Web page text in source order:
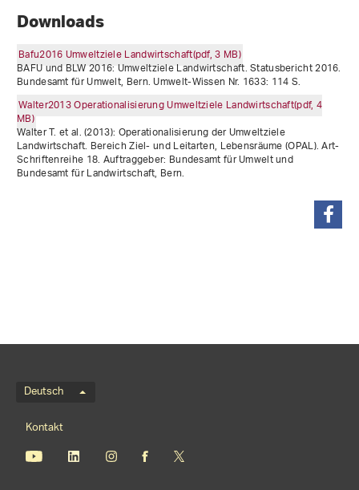
Downloads
Bafu2016 Umweltziele Landwirtschaft(pdf, 3 MB)
BAFU und BLW 2016: Umweltziele Landwirtschaft. Statusbericht 2016.
Bundesamt für Umwelt, Bern. Umwelt-Wissen Nr. 1633: 114 S.
Walter2013 Operationalisierung Umweltziele Landwirtschaft(pdf, 4
MB)
Walter T. et al. (2013): Operationalisierung der Umweltziele
Landwirtschaft. Bereich Ziel- und Leitarten, Lebensräume (OPAL). Art-
Schriftenreihe 18. Auftraggeber: Bundesamt für Umwelt und
Bundesamt für Landwirtschaft, Bern.
Sprachmenü
Deutsch
Footernavigation
Kontakt